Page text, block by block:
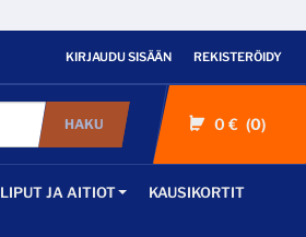
KIRJAUDU SISÄÄN REKISTERÖIDY
HAKU 0 € 0
LIPUT JA AITIOT KAUSIKORTIT